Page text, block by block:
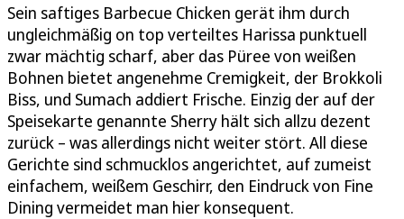
Sein saftiges Barbecue Chicken gerät ihm durch
ungleichmäßig on top verteiltes Harissa punktuell
zwar mächtig scharf, aber das Püree von weißen
Bohnen bietet angenehme Cremigkeit, der Brokkoli
Biss, und Sumach addiert Frische. Einzig der auf der
Speisekarte genannte Sherry hält sich allzu dezent
zurück – was allerdings nicht weiter stört. All diese
Gerichte sind schmucklos angerichtet, auf zumeist
einfachem, weißem Geschirr, den Eindruck von Fine
Dining vermeidet man hier konsequent.